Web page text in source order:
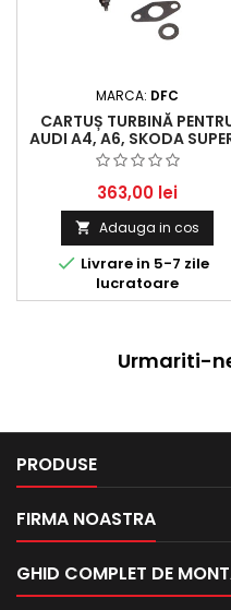
MARCA: DFC
CARTUȘ TURBINĂ
AUDI A4, A6, SKODA
ȘI VW PASSAT, MOTOR
DIESEL 1.9 TDI
363,00 lei
 Adauga in cos
 Livrare in 5-7 zile
lucratoare
Urmariti-
PRODUSE
FIRMA NOASTRA
GHID COMPLET DE